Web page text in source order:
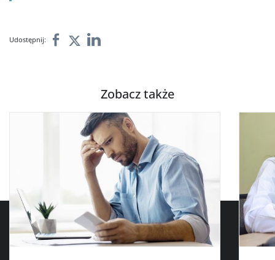
Udostępnij:
Zobacz także